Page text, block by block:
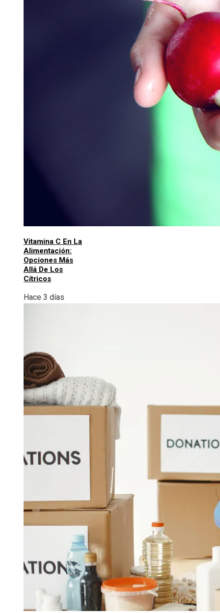
Vitamina C En La
Alimentación:
Opciones Más
Allá De Los
Cítricos
Hace 3 días